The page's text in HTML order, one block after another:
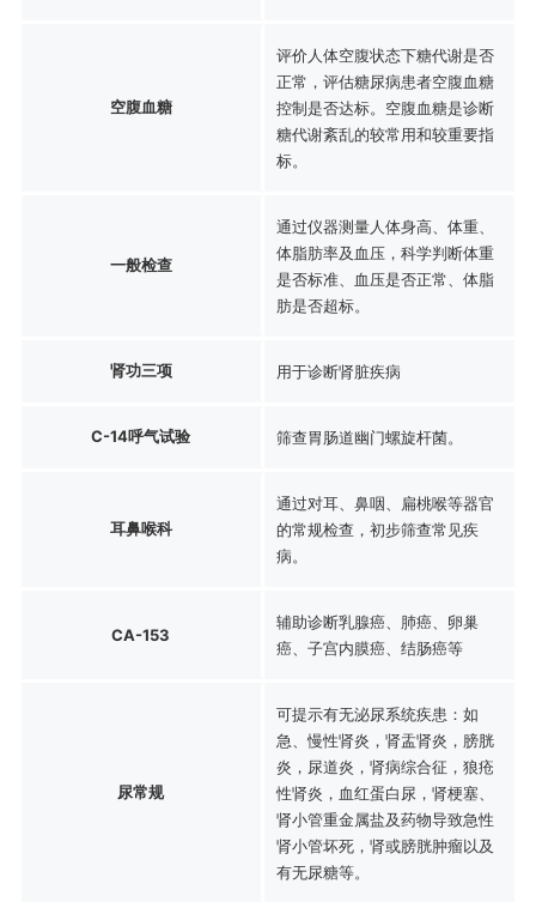
空腹血糖
评价人体空腹状态下糖代谢是否
正常，评估糖尿病患者空腹血糖
控制是否达标。空腹血糖是诊断
糖代谢紊乱的较常用和较重要指
标。
一般检查
通过仪器测量人体身高、体重、
体脂肪率及血压，科学判断体重
是否标准、血压是否正常、体脂
肪是否超标。
肾功三项 用于诊断肾脏疾病
C-14呼气试验 筛查胃肠道幽门螺旋杆菌。
耳鼻喉科
通过对耳、鼻咽、扁桃喉等器官
的常规检查，初步筛查常见疾
病。
CA-153
辅助诊断乳腺癌、肺癌、卵巢
癌、子宫内膜癌、结肠癌等
尿常规
可提示有无泌尿系统疾患：如
急、慢性肾炎，肾盂肾炎，膀胱
炎，尿道炎，肾病综合征，狼疮
性肾炎，血红蛋白尿，肾梗塞、
肾小管重金属盐及药物导致急性
肾小管坏死，肾或膀胱肿瘤以及
有无尿糖等。